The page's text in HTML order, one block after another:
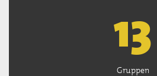
13
Gruppen